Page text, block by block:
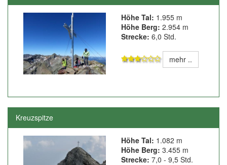
Höhe Tal: 1.955 m
Höhe Berg: 2.954 m
Strecke: 6,0 Std.
mehr ..
Kreuzspitze
Höhe Tal: 1.082 m
Höhe Berg: 3.455 m
Strecke: 7,0 - 9,5 Std.